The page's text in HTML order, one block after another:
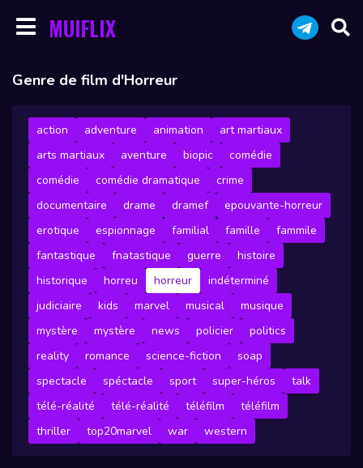
MUIFLIX
Genre de film d'Horreur
action adventure animation
art martiaux
arts martiaux
aventure biopic
comédie
comédie
comédie dramatique
crime
documentaire
drame dramef
epouvante-horreur
erotique
espionnage familial famille
fammile
fantastique
fnatastique guerre
histoire
historique
horreu horreur
indéterminé
judiciaire
kids marvel musical
musique
mystère
mystère news policier
politics
reality
romance science-fiction
soap
spectacle
spéctacle sport super-héros
talk
télé-réalité
télé-réalité téléfilm
téléfilm
thriller
top20marvel war western